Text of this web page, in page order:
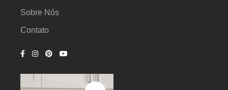
Sobre Nós
Contato